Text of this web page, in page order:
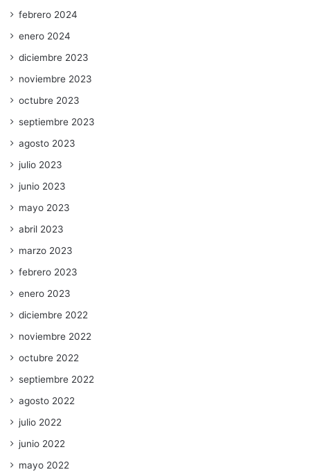
febrero 2024
enero 2024
diciembre 2023
noviembre 2023
octubre 2023
septiembre 2023
agosto 2023
julio 2023
junio 2023
mayo 2023
abril 2023
marzo 2023
febrero 2023
enero 2023
diciembre 2022
noviembre 2022
octubre 2022
septiembre 2022
agosto 2022
julio 2022
junio 2022
mayo 2022